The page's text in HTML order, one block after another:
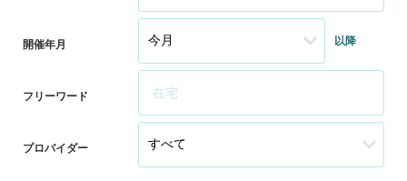
開催年月 以降
フリーワード
プロバイダー